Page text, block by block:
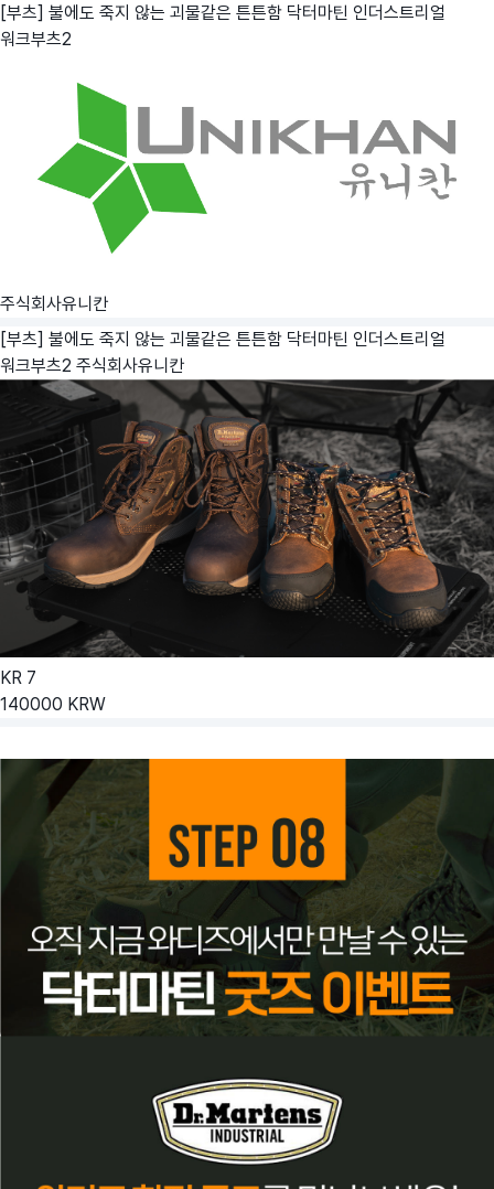
[부츠] 불에도 죽지 않는 괴물같은 튼튼함 닥터마틴 인더스트리얼
워크부츠2
주식회사유니칸
[부츠] 불에도 죽지 않는 괴물같은 튼튼함 닥터마틴 인더스트리얼
워크부츠2 주식회사유니칸
KR 7
140000 KRW